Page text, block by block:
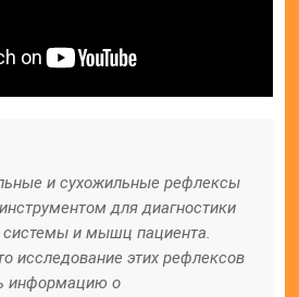
и сухожильные рефлексы
для диагностики
системы и мышц пациента.
исследование этих рефлексов
информацию о